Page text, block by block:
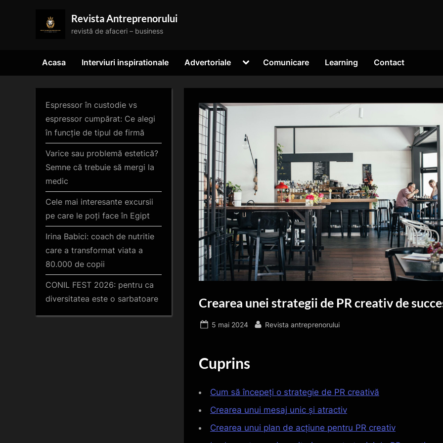
Revista Antreprenorului
revistă de afaceri – business
Acasa Interviuri inspirationale Advertoriale
Toggle
menu
Comunicare Learning Contact
Crearea unei strategii de PR creativ de
Posted
5 mai 2024 By
Revista antreprenorului
Cuprins
Cum să începeți o strategie de PR creativă
Crearea unui mesaj unic și atractiv
Crearea unui plan de acțiune pentru PR creativ
Espressor în custodie vs
espressor cumpărat: Ce alegi
în funcție de tipul de firmă
Varice sau problemă estetică?
Semne că trebuie să mergi la
medic
Cele mai interesante excursii
pe care le poți face în Egipt
Irina Babici: coach de nutritie
care a transformat viata a
80.000 de copii
CONIL FEST 2026: pentru ca
diversitatea este o sarbatoare